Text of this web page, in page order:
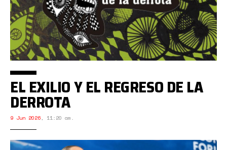
EL EXILIO Y EL REGRESO DE LA
DERROTA
9 Jun 2026, 11:20 am.